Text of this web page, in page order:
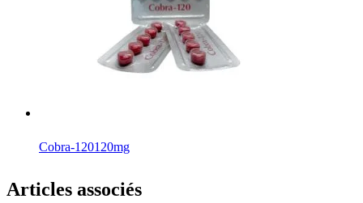
Cobra-120120mg
Articles associés